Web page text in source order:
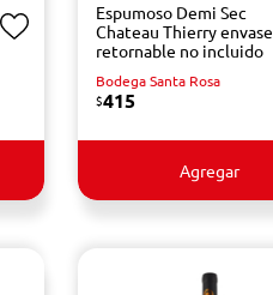
Espumoso Demi Sec
Chateau Thierry envase
retornable no incluido
Bodega Santa Rosa
$415
Agregar